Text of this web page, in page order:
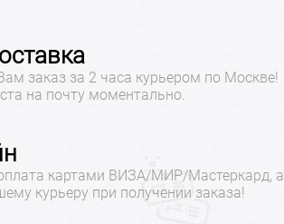
заказ за 2 часа курьером по Москве!
на почту моментально.
картами ВИЗА/МИР/Мастеркард, а
курьеру при получении заказа!